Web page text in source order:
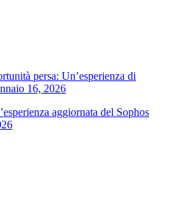
persa: Un’esperienza di
16, 2026
aggiornata del Sophos